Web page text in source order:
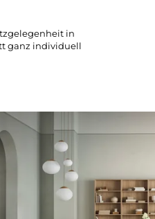
in
ganz individuell